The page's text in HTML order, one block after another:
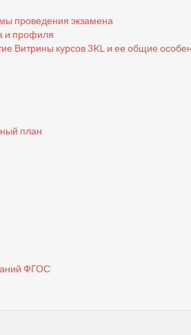
проведения экзамена
и профиля
Витрины курсов 3KL и ее общие
план
ФГОС